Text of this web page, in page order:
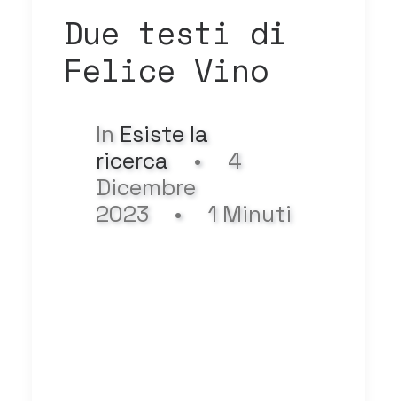
Due testi di
Felice Vino
In Esiste la
ricerca
•
4
Dicembre
2023
• 1 Minuti